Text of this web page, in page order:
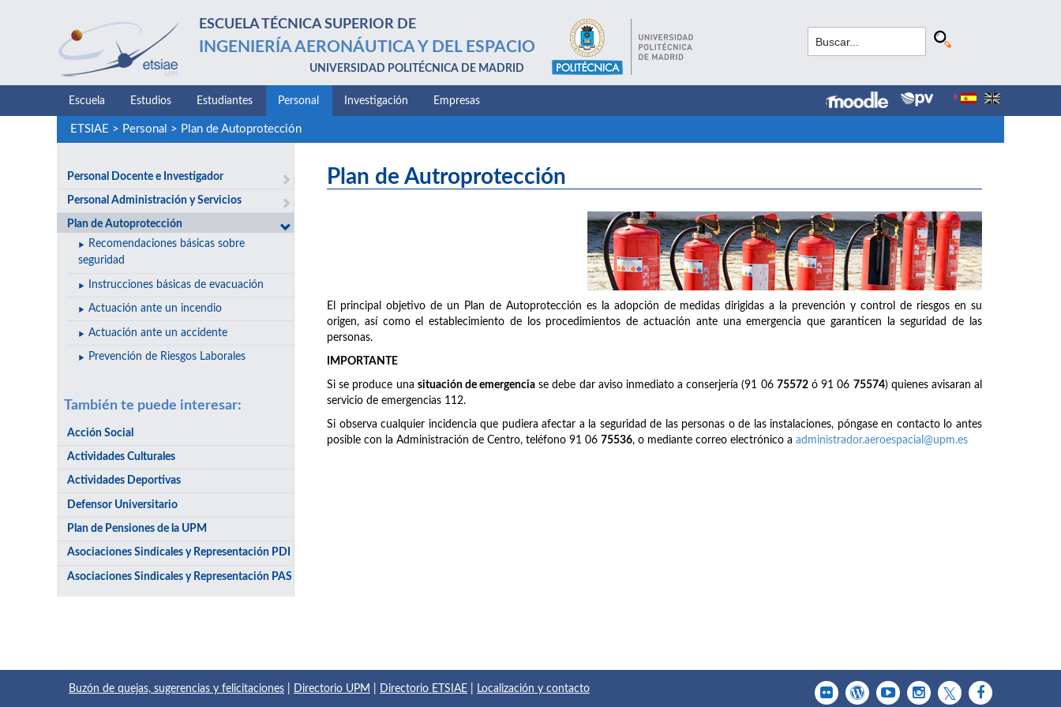
ESCUELA TÉCNICA SUPERIOR DE
INGENIERÍA AERONÁUTICA Y DEL ESPACIO
UNIVERSIDAD POLITÉCNICA DE MADRID
Escuela Estudios Estudiantes Personal Investigación Empresas
ETSIAE > Personal > Plan de Autoprotección
Personal Docente e Investigador
Personal Administración y Servicios
Plan de Autoprotección
Recomendaciones básicas sobre
seguridad
Instrucciones básicas de evacuación
Actuación ante un incendio
Actuación ante un accidente
Prevención de Riesgos Laborales
También te puede interesar:
Acción Social
Actividades Culturales
Actividades Deportivas
Defensor Universitario
Plan de Pensiones de la UPM
Asociaciones Sindicales y Representación PDI
Asociaciones Sindicales y Representación PAS
Plan de Autroprotección
El principal objetivo de un Plan de Autoprotección es la adopción de medidas dirigidas a la prevención y control de riesgos en su
origen, así como el establecimiento de los procedimientos de actuación ante una emergencia que garanticen la seguridad de las
personas.
IMPORTANTE
Si se produce una situación de emergencia se debe dar aviso inmediato a conserjería (91 06 75572ó 91 06 75574) quienes avisaran al
servicio de emergencias 112.
Si observa cualquier incidencia que pudiera afectar a la seguridad de las personas o de las instalaciones, póngase en contacto lo antes
posible con la Administración de Centro, teléfono 91 06 75536, o mediante correo electrónico a administrador.aeroespacial@upm.es
Buzón de quejas, sugerencias y felicitaciones Directorio UPM Directorio ETSIAE Localización y contacto